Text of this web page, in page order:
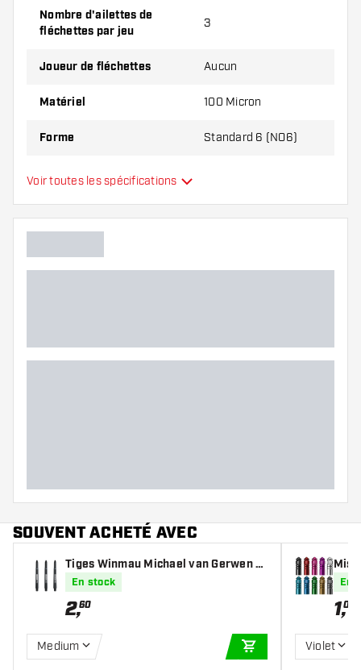
Essayez une forme, un matériau ou une
la variante qui vous convient le mieux !
Nombre d'ailettes de
fléchettes par jeu
3
Joueur de fléchettes Aucun
Matériel 100 Micron
Forme Standard 6 (NO6)
Type
Flexibilité
Voir toutes les spécifications
SOUVENT ACHETÉ AVEC
Tiges Winmau Michael van Gerwen Ri
ng Grip MvG Design Black
En stock
2,60
Medium
AJOUTER AU
En
1,00
Violet